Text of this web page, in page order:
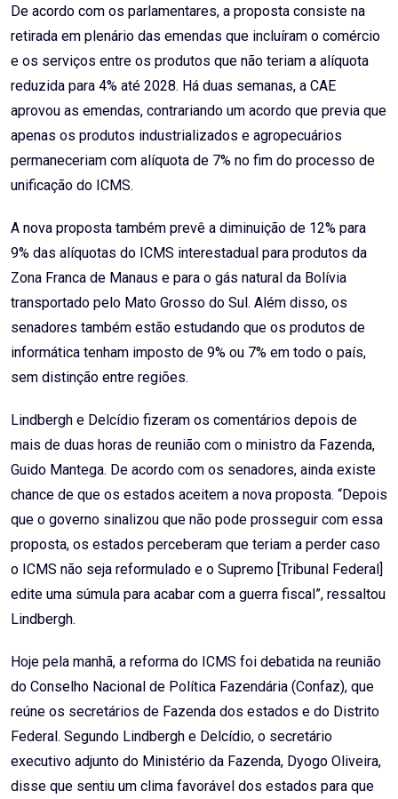
De acordo com os parlamentares, a proposta consiste na
retirada em plenário das emendas que incluíram o comércio
e os serviços entre os produtos que não teriam a alíquota
reduzida para 4% até 2028. Há duas semanas, a CAE
aprovou as emendas, contrariando um acordo que previa que
apenas os produtos industrializados e agropecuários
permaneceriam com alíquota de 7% no fim do processo de
unificação do ICMS.
A nova proposta também prevê a diminuição de 12% para
9% das alíquotas do ICMS interestadual para produtos da
Zona Franca de Manaus e para o gás natural da Bolívia
transportado pelo Mato Grosso do Sul. Além disso, os
senadores também estão estudando que os produtos de
informática tenham imposto de 9% ou 7% em todo o país,
sem distinção entre regiões.
Lindbergh e Delcídio fizeram os comentários depois de
mais de duas horas de reunião com o ministro da Fazenda,
Guido Mantega. De acordo com os senadores, ainda existe
chance de que os estados aceitem a nova proposta. “Depois
que o governo sinalizou que não pode prosseguir com essa
proposta, os estados perceberam que teriam a perder caso
o ICMS não seja reformulado e o Supremo [Tribunal Federal]
edite uma súmula para acabar com a guerra fiscal”, ressaltou
Lindbergh.
Hoje pela manhã, a reforma do ICMS foi debatida na reunião
do Conselho Nacional de Política Fazendária (Confaz), que
reúne os secretários de Fazenda dos estados e do Distrito
Federal. Segundo Lindbergh e Delcídio, o secretário
executivo adjunto do Ministério da Fazenda, Dyogo Oliveira,
disse que sentiu um clima favorável dos estados para que